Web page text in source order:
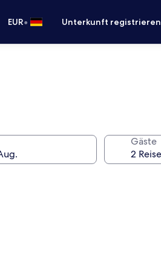
EUR• Unterkunft registrieren
Gäste